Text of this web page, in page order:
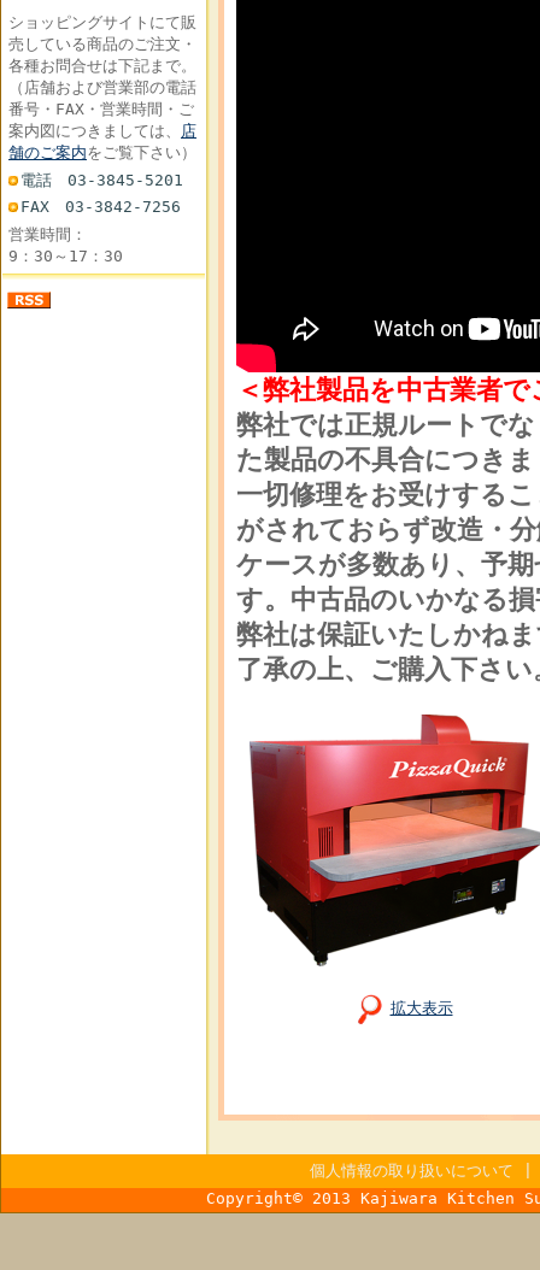
ショッピングサイトにて販
売している商品のご注文・
各種お問合せは下記まで。
（店舗および営業部の電話
番号・FAX・営業時間・ご
案内図につきましては、 店
舗のご案内をご覧下さい）
電話 03-3845-5201
FAX 03-3842-7256
営業時間：
9：30～17：30
＜弊社製品を中古業者
弊社では正規ルートで
た製品の不具合につき
一切修理をお受けする
がされておらず改造・
ケースが多数あり、予
す。中古品のいかなる
弊社は保証いたしかね
了承の上、ご購入下さい
拡大表示
個人情報の取り扱いについて
Copyright© 2013 Kajiwara Kitchen